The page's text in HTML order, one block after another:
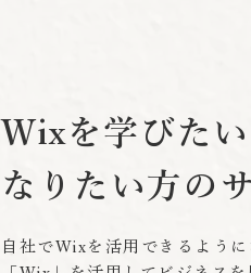
Wixを学びた
なりたい方の
自社でWixを活用できるように